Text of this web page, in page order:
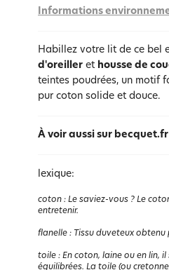
Informations
Habillez votre lit de ce bel
d'oreiller et housse de
teintes poudrées, un motif
pur coton solide et douce.
À voir aussi sur becquet.fr
lexique:
coton : Le saviez-vous ? Le
entretenir.
flanelle : Tissu duveteux
toile : En coton, laine ou en lin,
équilibrées. La toile (ou